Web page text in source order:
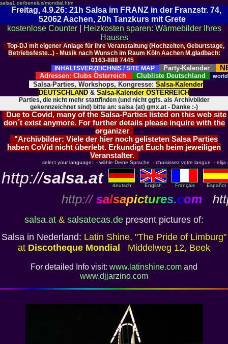
salsa1.de/benelux/mondial.htm
Freitag, 4.9.26: 21h Salsa im FRANZ in der Franzstr. 74,
52062 Aachen, 20h Tanzkurs mit Grete
kostenlose Counter|
Heizkosten sparen: Wärmebilder Ihres
Hauses
Top-DJ mit eigener Anlage für Ihre Veranstaltung (Hochzeiten, Geburtstage,
Betriebsfeste...) - Musik nach Wunsch im Raum Köln Aachen M.gladbach:
0163-888 7445
INHALTSVERZEICHNIS / SITE MAP
Party-Kalender
Adressen: Clubs Österreich Clubliste Deutschland
Salsa-Parties, Workshops, Kongresse: Salsa-Kalender
DEUTSCHLAND & Salsa-Kalender ÖSTERREICH
Parties, die nicht mehr stattfinden (und nicht ggfs. als Archivbilder
gekennzeichnet sind) bitte an: salsa (at) gmx.at - Danke :-)
Due to Covid, many of the Salsa-Parties listed on this web site
don´t exist anymore. For further details please inquire with the
organizer
"Archivbilder: Viele der hier noch gelisteten Salsa Parties
haben CoVid nicht überlebt. Erkundigt Euch beim jeweiligen
Veranstalter.
select your language: - wähle Deine Sprache - choisissez votre langue -
http://salsa.at deutsch English Français Español
http:// salsapictures.com
salsa.at & salsatecas.de present pictures of:
Salsa in Nederland: Latin Shine, "The Pride of Limburg"
at Discotheque Mondial Middelweg 12, Beek
For detailed Info visit: www.latinshine.com and
www.djjarzino.com